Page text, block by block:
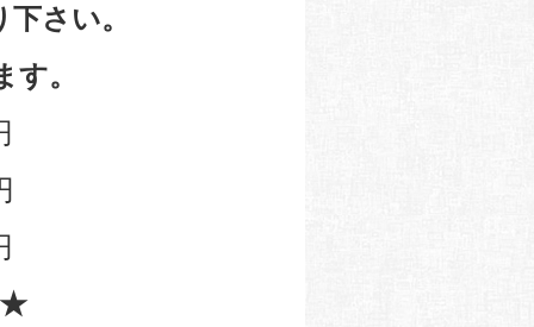
さい。
。
★